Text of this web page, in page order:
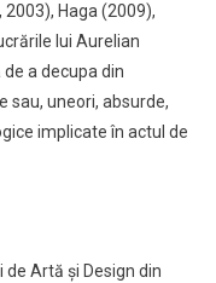
Haga (2009),
lui Aurelian
a decupa din
sau, uneori, absurde,
implicate în actul de
Artă și Design din